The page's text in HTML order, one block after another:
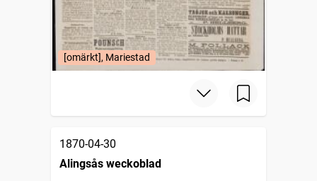
[omärkt], Mariestad
1870-04-30
Alingsås weckoblad